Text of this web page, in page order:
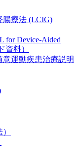
腸療法 (LCIG)
for Device-Aided
資料）
運動疾患治療説明